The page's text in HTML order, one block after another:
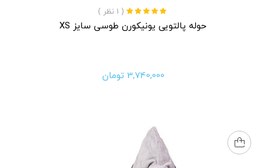
5.00از 5
( 1 نظر )
حوله پالتویی یونیکورن طوسی سایز XS
3,740,000 تومان